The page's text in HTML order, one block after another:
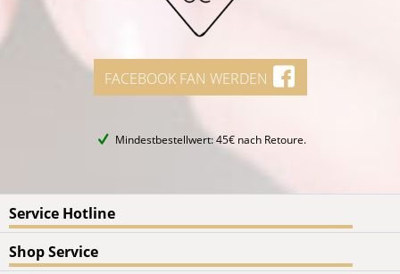
FACEBOOK FAN WERDEN
Mindestbestellwert: 45€ nach Retoure.
Service Hotline
Shop Service